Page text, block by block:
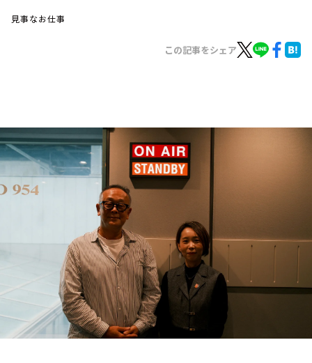
イベント・グッズ
YouTube
会社情報
見事なお仕事
この記事をシェア